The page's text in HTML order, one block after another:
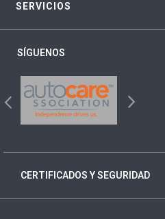
SERVICIOS
SÍGUENOS
CERTIFICADOS Y SEGURIDAD